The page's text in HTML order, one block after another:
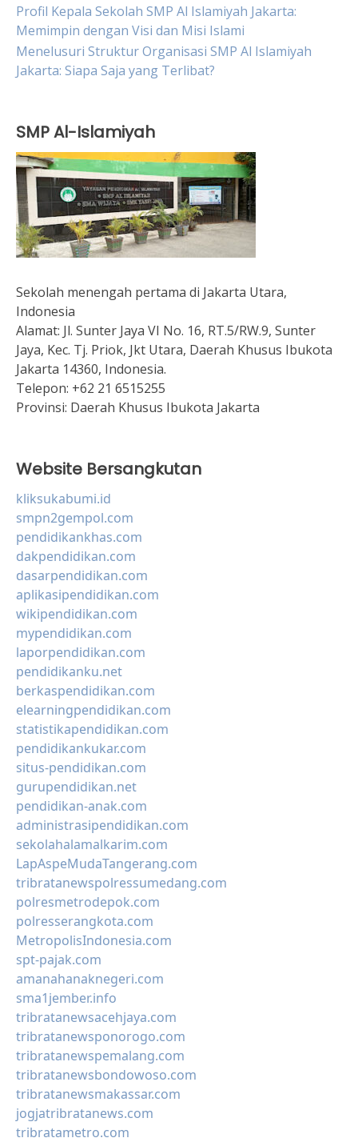
Profil Kepala Sekolah SMP Al Islamiyah Jakarta:
Memimpin dengan Visi dan Misi Islami
Menelusuri Struktur Organisasi SMP Al Islamiyah
Jakarta: Siapa Saja yang Terlibat?
SMP Al-Islamiyah
Sekolah menengah pertama di Jakarta Utara,
Indonesia
Alamat: Jl. Sunter Jaya VI No. 16, RT.5/RW.9, Sunter
Jaya, Kec. Tj. Priok, Jkt Utara, Daerah Khusus Ibukota
Jakarta 14360, Indonesia.
Telepon: +62 21 6515255
Provinsi: Daerah Khusus Ibukota Jakarta
Website Bersangkutan
kliksukabumi.id
smpn2gempol.com
pendidikankhas.com
dakpendidikan.com
dasarpendidikan.com
aplikasipendidikan.com
wikipendidikan.com
mypendidikan.com
laporpendidikan.com
pendidikanku.net
berkaspendidikan.com
elearningpendidikan.com
statistikapendidikan.com
pendidikankukar.com
situs-pendidikan.com
gurupendidikan.net
pendidikan-anak.com
administrasipendidikan.com
sekolahalamalkarim.com
LapAspeMudaTangerang.com
tribratanewspolressumedang.com
polresmetrodepok.com
polresserangkota.com
MetropolisIndonesia.com
spt-pajak.com
amanahanaknegeri.com
sma1jember.info
tribratanewsacehjaya.com
tribratanewsponorogo.com
tribratanewspemalang.com
tribratanewsbondowoso.com
tribratanewsmakassar.com
jogjatribratanews.com
tribratametro.com